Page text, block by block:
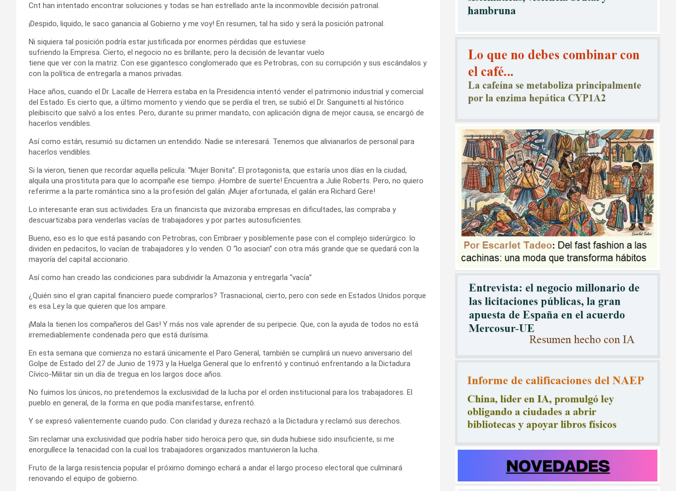
Cnt han intentado encontrar soluciones y todas se han estrellado ante la inconmovible decisión patronal.
¡Despido, liquido, le saco ganancia al Gobierno y me voy! En resumen, tal ha sido y será la posición patronal.
Ni siquiera tal posición podría estar justificada por enormes pérdidas que estuviese
sufriendo la Empresa. Cierto, el negocio no es brillante; pero la decisión de levantar vuelo
tiene que ver con la matriz. Con ese gigantesco conglomerado que es Petrobras, con su corrupción y sus escándalos y
con la política de entregarla a manos privadas.
Hace años, cuando el Dr. Lacalle de Herrera estaba en la Presidencia intentó vender el patrimonio industrial y comercial
del Estado. Es cierto que, a último momento y viendo que se perdía el tren, se subió el Dr. Sanguinetti al histórico
pleibiscito que salvó a los entes. Pero, durante su primer mandato, con aplicación digna de mejor causa, se encargó de
hacerlos vendibles.
Así como están, resumió su dictamen un entendido: Nadie se interesará. Tenemos que alivianarlos de personal para
hacerlos vendibles.
Si la vieron, tienen que recordar aquella película: “Mujer Bonita”. El protagonista, que estaría unos días en la ciudad,
alquila una prostituta para que lo acompañe ese tiempo. ¡Hombre de suerte! Encuentra a Julie Roberts. Pero, no quiero
referirme a la parte romántica sino a la profesión del galán. ¡Mujer afortunada, el galán era Richard Gere!
Lo interesante eran sus actividades. Era un financista que avizoraba empresas en dificultades, las compraba y
descuartizaba para venderlas vacías de trabajadores y por partes autosuficientes.
Bueno, eso es lo que está pasando con Petrobras, con Embraer y posiblemente pase con el complejo siderúrgico: lo
dividen en pedacitos, lo vacían de trabajadores y lo venden. O “lo asocian” con otra más grande que se quedará con la
mayoría del capital accionario.
Así como han creado las condiciones para subdividir la Amazonia y entregarla “vacía”
¿Quién sino el gran capital financiero puede comprarlos? Trasnacional, cierto, pero con sede en Estados Unidos porque
es esa Ley la que quieren que los ampare.
¡Mala la tienen los compañeros del Gas! Y más nos vale aprender de su peripecie. Que, con la ayuda de todos no está
irremediablemente condenada pero que está durísima.
En esta semana que comienza no estará únicamente el Paro General, también se cumplirá un nuevo aniversario del
Golpe de Estado del 27 de Junio de 1973 y la Huelga General que lo enfrentó y continuó enfrentando a la Dictadura
Cívico-Militar sin un día de tregua en los largos doce años.
No fuimos los únicos, no pretendemos la exclusividad de la lucha por el orden institucional para los trabajadores. El
pueblo en general, de la forma en que podía manifestarse, enfrentó.
Y se expresó valientemente cuando pudo. Con claridad y dureza rechazó a la Dictadura y reclamó sus derechos.
Sin reclamar una exclusividad que podría haber sido heroica pero que, sin duda hubiese sido insuficiente, si me
enorgullece la tenacidad con la cual los trabajadores organizados mantuvieron la lucha.
Fruto de la larga resistencia popular el próximo domingo echará a andar el largo proceso electoral que culminará
renovando el equipo de gobierno.